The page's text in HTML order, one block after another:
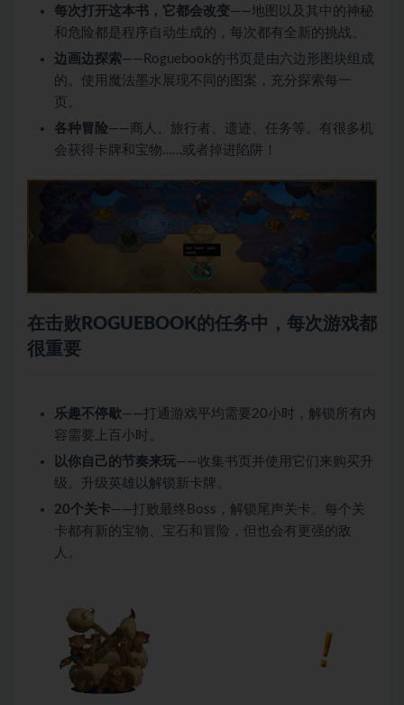
每次打开这本书，它都会改变——地图以及其中的神秘
和危险都是程序自动生成的，每次都有全新的挑战。
边画边探索——Roguebook的书页是由六边形图块组成
的。使用魔法墨水展现不同的图案，充分探索每一
页。
各种冒险——商人、旅行者、遗迹、任务等。有很多机
会获得卡牌和宝物……或者掉进陷阱！
在击败ROGUEBOOK的任务中，每次游戏都
很重要
乐趣不停歇——打通游戏平均需要20小时，解锁所有内
容需要上百小时。
以你自己的节奏来玩——收集书页并使用它们来购买升
级。升级英雄以解锁新卡牌。
20个关卡——打败最终Boss，解锁尾声关卡。每个关
卡都有新的宝物、宝石和冒险，但也会有更强的敌
人。